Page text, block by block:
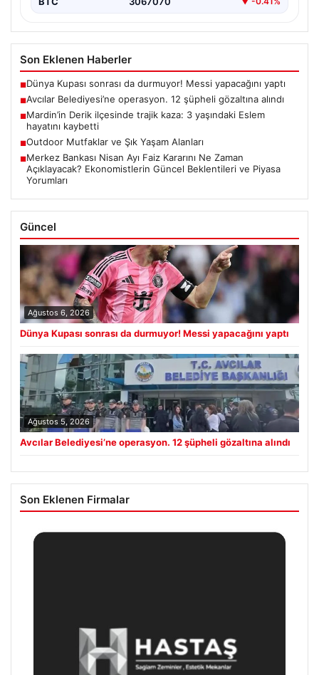
Son Eklenen Haberler
■Dünya Kupası sonrası da durmuyor! Messi yapacağını yaptı
■Avcılar Belediyesi’ne operasyon. 12 şüpheli gözaltına alındı
■Mardin’in Derik ilçesinde trajik kaza: 3 yaşındaki Eslem
hayatını kaybetti
■Outdoor Mutfaklar ve Şık Yaşam Alanları
■Merkez Bankası Nisan Ayı Faiz Kararını Ne Zaman
Açıklayacak? Ekonomistlerin Güncel Beklentileri ve Piyasa
Yorumları
Güncel
Ağustos 6, 2026
Dünya Kupası sonrası da durmuyor! Messi yapacağını yaptı
Ağustos 5, 2026
Avcılar Belediyesi’ne operasyon. 12 şüpheli gözaltına alındı
Son Eklenen Firmalar